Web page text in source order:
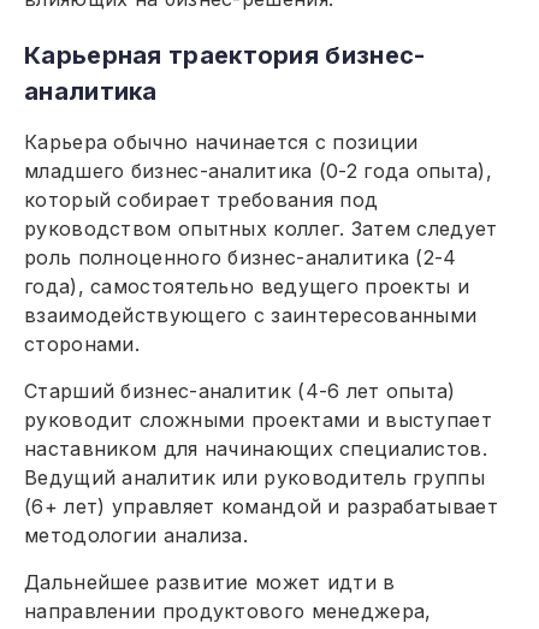
Карьерная траектория бизнес-
аналитика
Карьера обычно начинается с позиции
младшего бизнес-аналитика (0-2 года опыта),
который собирает требования под
руководством опытных коллег. Затем следует
роль полноценного бизнес-аналитика (2-4
года), самостоятельно ведущего проекты и
взаимодействующего с заинтересованными
сторонами.
Старший бизнес-аналитик (4-6 лет опыта)
руководит сложными проектами и выступает
наставником для начинающих специалистов.
Ведущий аналитик или руководитель группы
(6+ лет) управляет командой и разрабатывает
методологии анализа.
Дальнейшее развитие может идти в
направлении продуктового менеджера,